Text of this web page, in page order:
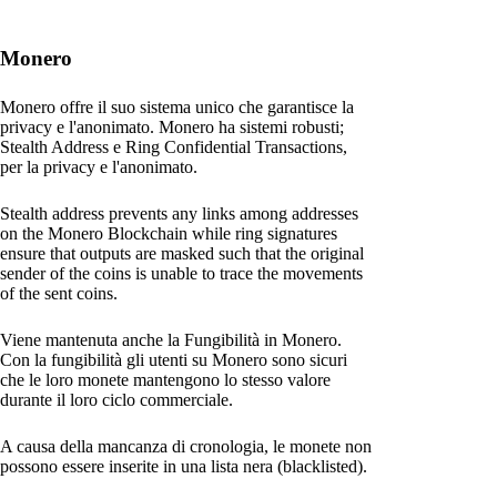
Monero
Monero offre il suo sistema unico che garantisce la
privacy e l'anonimato. Monero ha sistemi robusti;
Stealth Address e Ring Confidential Transactions,
per la privacy e l'anonimato.
Stealth address prevents any links among addresses
on the Monero Blockchain while ring signatures
ensure that outputs are masked such that the original
sender of the coins is unable to trace the movements
of the sent coins.
Viene mantenuta anche la Fungibilità in Monero.
Con la fungibilità gli utenti su Monero sono sicuri
che le loro monete mantengono lo stesso valore
durante il loro ciclo commerciale.
A causa della mancanza di cronologia, le monete non
possono essere inserite in una lista nera (blacklisted).